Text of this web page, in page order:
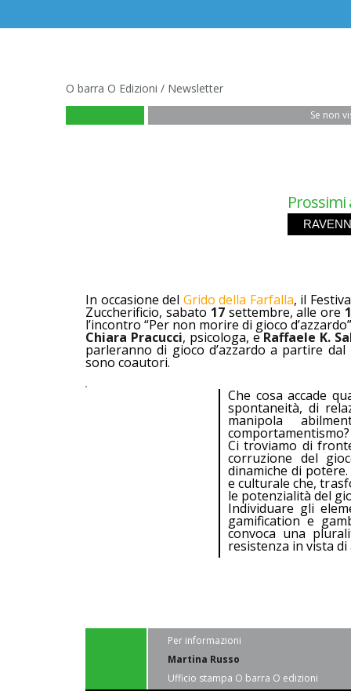
O barra O Edizioni / Newsletter
Se non
In occasione del Grido della Farfalla, il
Zuccherificio, sabato 17settembre, alle ore
l’incontro “Per non morire di gioco
Chiara Pracucci, psicologa, eRaffaele K.
parleranno di gioco d’azzardo a partire
sono coautori.
Che cosa accade
spontaneità, di
manipola
comportamentismo?
Ci troviamo di
corruzione del
dinamiche di
e culturale che,
le potenzialità del
Individuare gli
gamification e
convoca una
resistenza in vista
Per informazioni
Martina Russo
Ufficio stampa O barra O edizioni